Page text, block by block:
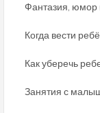
Фантазия, юмор
Когда вести
Как уберечь
Занятия с